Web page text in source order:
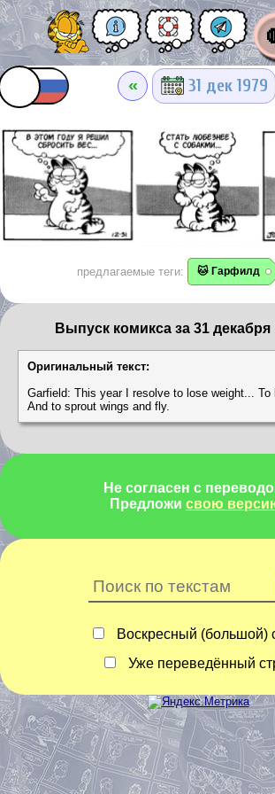
« 31 дек 1979
предлагаемые теги: 🐱 Гарфилд
Выпуск комикса за 31 декабря
Оригинальный текст:
Garfield: This year I resolve to lose weight... To
And to sprout wings and fly.
Не согласен с
Предложи свою
Воскресный (большой)
Уже переведённый